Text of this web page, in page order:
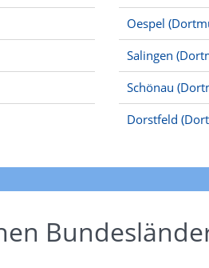
Oespel
Salingen
Schönau
Dorstfeld